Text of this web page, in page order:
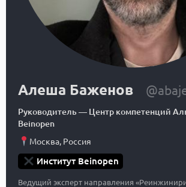
Алеша Баженов
Руководитель— Центр компетенций
Beinopen
Москва, Россия
Институт Beinopen
Ведущий эксперт направления